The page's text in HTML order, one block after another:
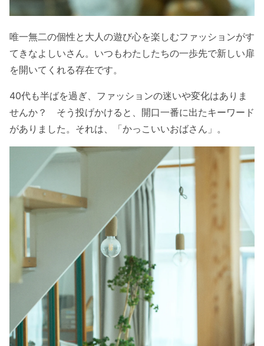
唯一無二の個性と大人の遊び心を楽しむファッションがす
てきなよしいさん。いつもわたしたちの一歩先で新しい扉
を開いてくれる存在です。
40代も半ばを過ぎ、ファッションの迷いや変化はありま
せんか？ そう投げかけると、開口一番に出たキーワード
がありました。それは、「かっこいいおばさん」。